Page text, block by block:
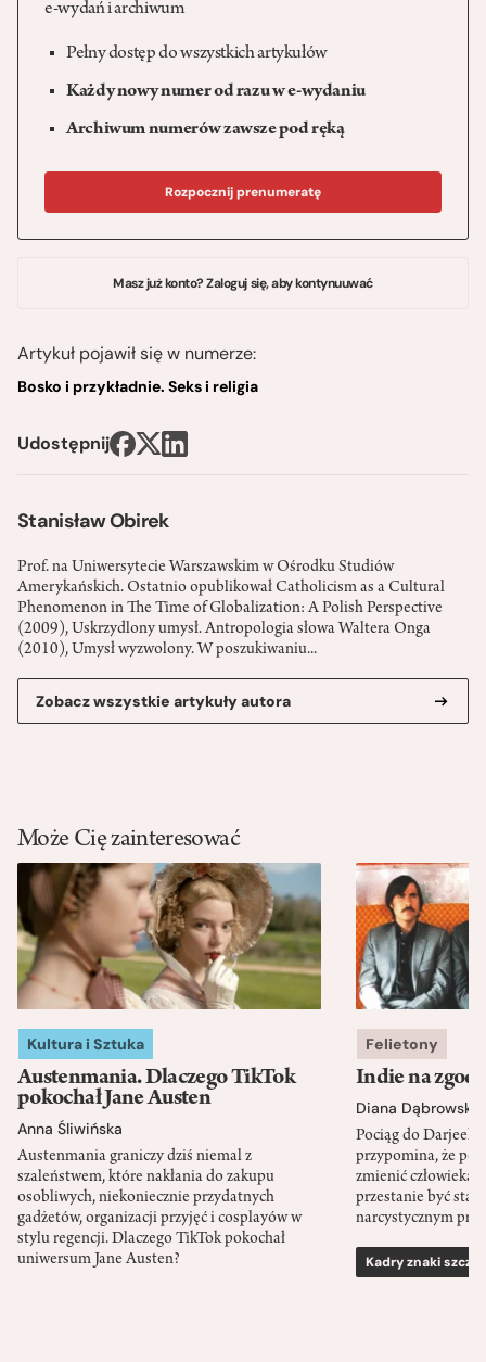
Stanisław Obirek
Prof. na Uniwersytecie Warszawskim w Ośrodku Studiów
Amerykańskich. Ostatnio opublikował Catholicism as a Cultural
Phenomenon in The Time of Globalization: A Polish Perspective
(2009), Uskrzydlony umysł. Antropologia słowa Waltera Onga
(2010), Umysł wyzwolony. W poszukiwaniu...
Zobacz wszystkie artykuły autora
e-wydań i archiwum
Pełny dostęp do wszystkich artykułów
Każdy nowy numer od razu w e-wydaniu
Archiwum numerów zawsze pod ręką
Rozpocznij prenumeratę
Masz już konto? Zaloguj się, aby kontynuuwać
Artykuł pojawił się w numerze:
Bosko i przykładnie. Seks i religia
Udostępnij
Może Cię zainteresować
Kultura i Sztuka
Austenmania. Dlaczego TikTok
pokochał Jane Austen
Anna Śliwińska
Austenmania graniczy dziś niemal z
szaleństwem, które nakłania do zakupu
osobliwych, niekoniecznie przydatnych
gadżetów, organizacji przyjęć i cosplayów w
stylu regencji. Dlaczego TikTok pokochał
uniwersum Jane Austen?
Felietony
Indie na
Diana Dąbrowska
Pociąg do
przypomina, że
zmienić człowieka
przestanie być
narcystycznym
Kadry znaki